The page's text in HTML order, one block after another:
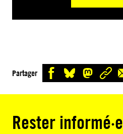
Partager
Rester informé·e